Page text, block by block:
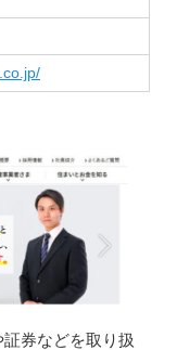
券などを取り扱